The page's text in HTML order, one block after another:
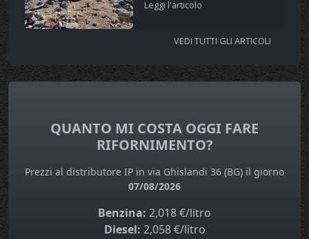
Leggi l'articolo
VEDI TUTTI GLI ARTICOLI
QUANTO MI COSTA OGGI FARE
RIFORNIMENTO?
Prezzi al distributore IP in via Ghislandi 36 (BG) il giorno
07/08/2026
Benzina: 2,018 €/litro
Diesel: 2,058 €/litro